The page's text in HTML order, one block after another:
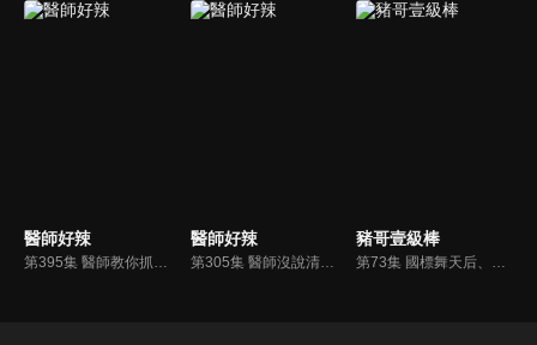
醫師好辣 醫師好辣
第305集 醫師沒說清楚的健康新觀念？！
豬哥壹級棒